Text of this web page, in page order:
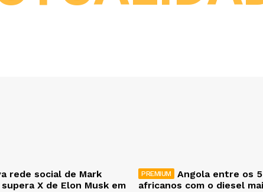
rede social de Mark
X de Elon Musk em
Angola entre os
africanos com o diesel